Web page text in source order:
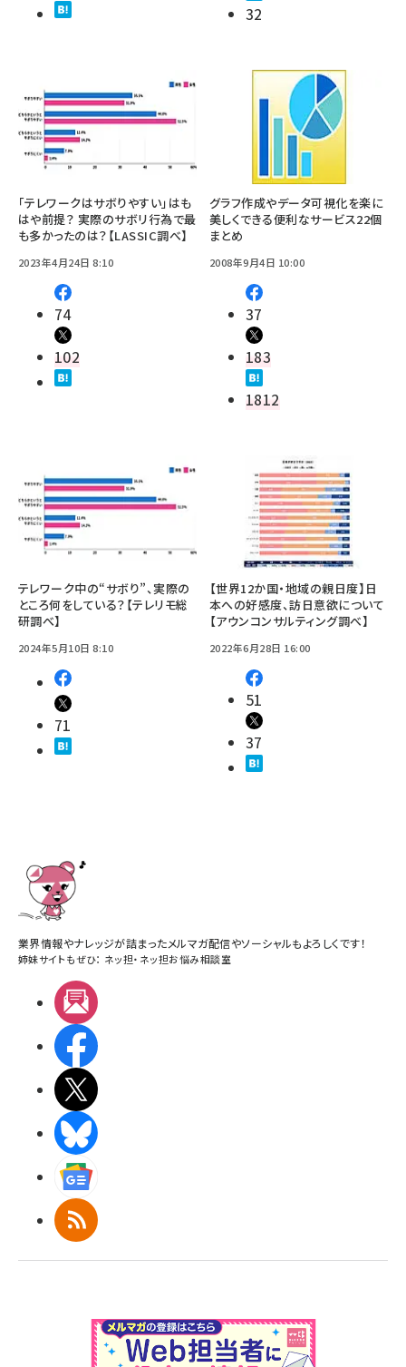
32
「テレワークはサボりやすい」はも
はや前提？ 実際のサボリ行為で最
も多かったのは？【LASSIC調べ】
2023年4月24日 8:10
74
102
グラフ作成やデータ可視化を楽に
美しくできる便利なサービス22個
まとめ
2008年9月4日 10:00
37
183
1812
テレワーク中の“サボり”、実際の
ところ何をしている？【テレリモ総
研調べ】
2024年5月10日 8:10
71
【世界12か国・地域の親日度】日
本への好感度、訪日意欲について
【アウンコンサルティング調べ】
2022年6月28日 16:00
51
37
業界情報やナレッジが詰まったメルマガ配信やソーシャルもよろしくです！
姉妹サイトもぜひ： ネッ担・ ネッ担お悩み相談室
RSS